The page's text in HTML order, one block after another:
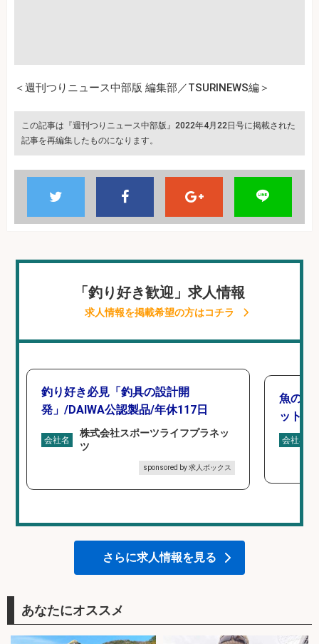
＜週刊つりニュース中部版 編集部／TSURINEWS編＞
この記事は『週刊つりニュース中部版』2022年4月22日号に掲載された
記事を再編集したものになります。
「釣り好き歓迎」求人情報
求人情報を掲載希望の方はコチラ
釣り好き必見「釣具の設計開
発」/DAIWA公認製品/年休117日
会社名
株式会社スポーツライフプラネッ
ツ
sponsored by 求人ボックス
魚の「
ットを
会社名
さらに求人情報を見る
あなたにオススメ